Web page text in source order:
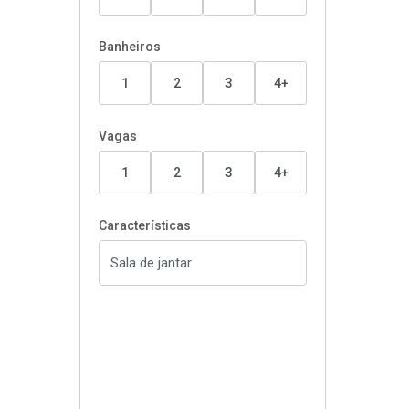
Banheiros
1 2 3 4+
Vagas
1 2 3 4+
Características